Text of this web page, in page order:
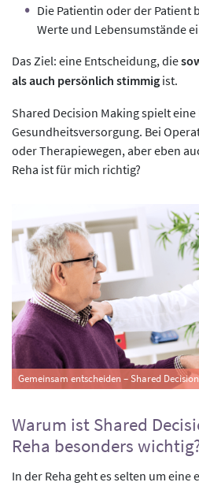
Die Patientin oder der Patient
Werte und Lebensumstände
Das Ziel: eine Entscheidung, die
als auch persönlich stimmig ist.
Shared Decision Making spielt
Gesundheitsversorgung. Bei
oder Therapiewegen, aber eben
Reha ist für mich richtig?
Gemeinsam entscheiden – Shared
Warum ist Shared
Reha besonders
In der Reha geht es selten um